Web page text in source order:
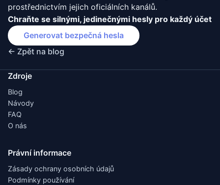
prostřednictvím jejich oficiálních kanálů.
Chraňte se silnými, jedinečnými hesly pro každý účet
Generovat bezpečná hesla
← Zpět na blog
Zdroje
Blog
Návody
FAQ
O nás
Právní informace
Zásady ochrany osobních údajů
Podmínky používání